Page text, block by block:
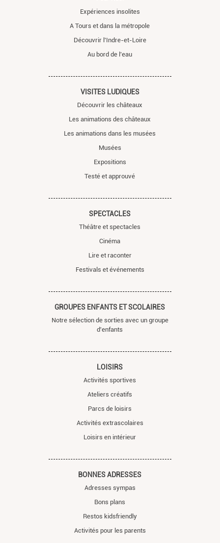
Expériences insolites
A Tours et dans la métropole
Découvrir l'Indre-et-Loire
Au bord de l'eau
VISITES LUDIQUES
Découvrir les châteaux
Les animations des châteaux
Les animations dans les musées
Musées
Expositions
Testé et approuvé
SPECTACLES
Théâtre et spectacles
Cinéma
Lire et raconter
Festivals et événements
GROUPES ENFANTS ET SCOLAIRES
Notre sélection de sorties avec un groupe
d'enfants
LOISIRS
Activités sportives
Ateliers créatifs
Parcs de loisirs
Activités extrascolaires
Loisirs en intérieur
BONNES ADRESSES
Adresses sympas
Bons plans
Restos kidsfriendly
Activités pour les parents